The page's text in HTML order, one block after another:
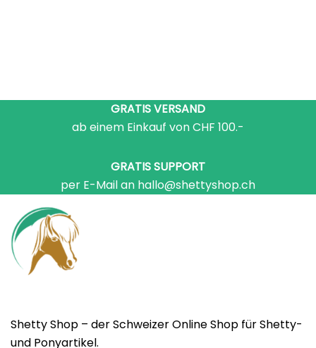
GRATIS VERSAND
ab einem Einkauf von CHF 100.-
GRATIS SUPPORT
per E-Mail an hallo@shettyshop.ch
Shetty Shop – der Schweizer Online Shop für Shetty-
und Ponyartikel.